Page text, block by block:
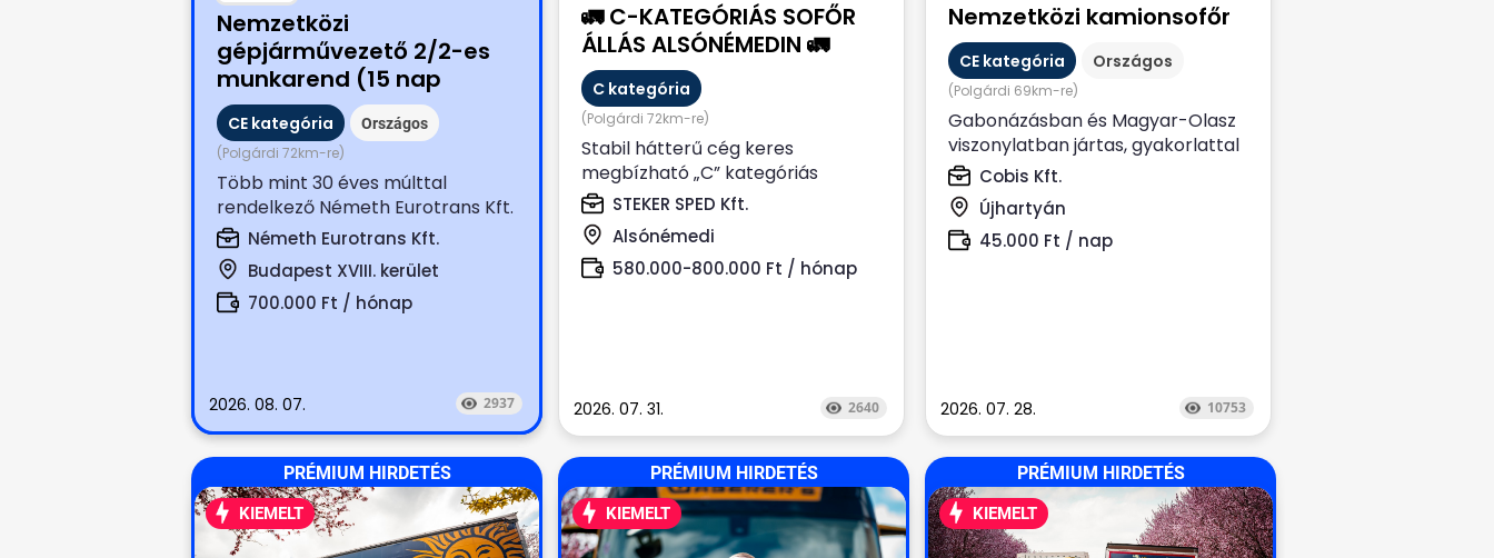
Nemzetközi
gépjárművezető 2/2-es
munkarend (15 nap
munkáért nettó: 700.000
Ft.)
CE kategória Országos
(Polgárdi 72km-re)
Több mint 30 éves múlttal
rendelkező Németh Eurotrans Kft.
keresi magára és munkájára
igényes, tapasztalt...
Németh Eurotrans Kft.
Budapest XVIII. kerület
700.000 Ft / hónap
2026. 08. 07. 2937
🚛 C-KATEGÓRIÁS SOFŐR
ÁLLÁS ALSÓNÉMEDIN 🚛
C kategória
(Polgárdi 72km-re)
Stabil hátterű cég keres
megbízható „C” kategóriás
tehergépkocsi-vezetőt hosszú
távra, Alsónémedi...
STEKER SPED Kft.
Alsónémedi
580.000-800.000 Ft / hónap
2026. 07. 31. 2640
Nemzetközi kamionsofőr
CE kategória Országos
(Polgárdi 69km-re)
Gabonázásban és Magyar-Olasz
viszonylatban jártas, gyakorlattal
rendelkező Nemzetközi
kamionsofőrt keresünk....
Cobis Kft.
Újhartyán
45.000 Ft / nap
2026. 07. 28. 10753
PRÉMIUM HIRDETÉS
KIEMELT
PRÉMIUM HIRDETÉS
KIEMELT
PRÉMIUM HIRDETÉS
KIEMELT